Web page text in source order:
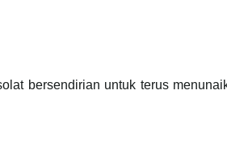
bersendirian untuk terus